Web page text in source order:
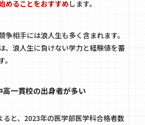
めることをおすすめ します。
争相手には浪人生も多く含まれます。
、浪人生に負けない学力と経験値を蓄
高一貫校の出身者が多い
と、2023年の医学部医学科合格者数